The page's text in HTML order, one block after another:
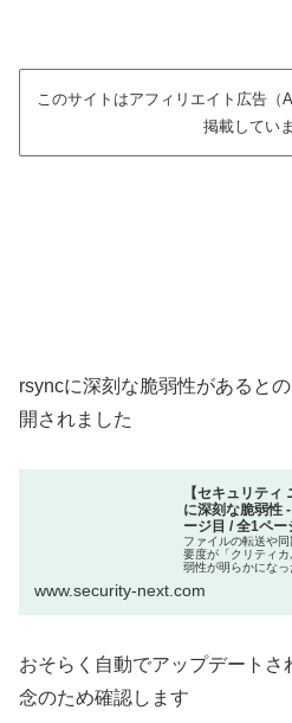
このサイトはアフィリエイト広告（
掲載していま
rsyncに深刻な脆弱性があると
開されました
【セキュリテ
に深刻な脆弱性
ージ目 / 全1ペ
ファイルの転送や
要度が「クリティ
弱性が明らかにな
要。：Security NEXT
www.security-next.com
おそらく自動でアップデートさ
念のため確認します